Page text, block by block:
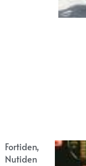
Fortiden,
Nutiden